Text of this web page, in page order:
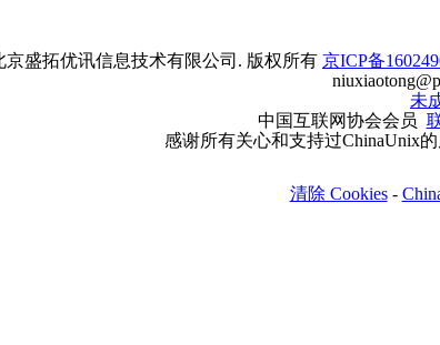
京盛拓优讯信息技术有限公司. 版权所有 京ICP备
未
中国互联网协会会员
感谢所有关心和支持过ChinaUnix
清除 Cookies-